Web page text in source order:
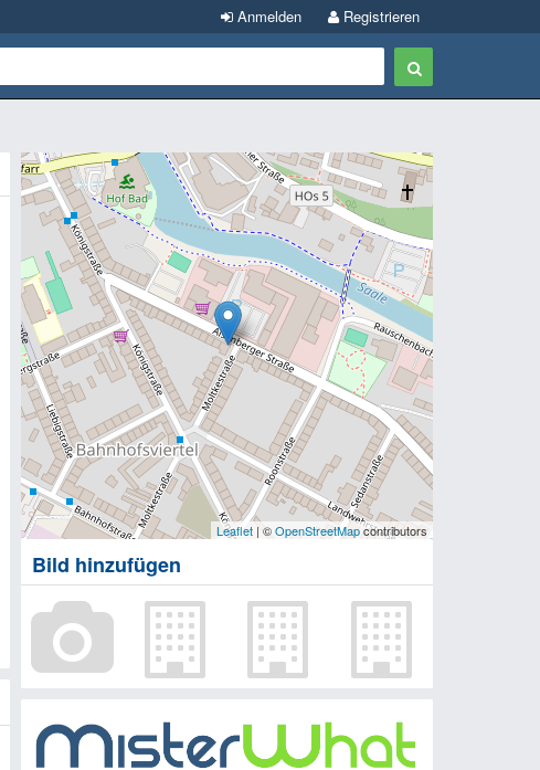
Registrieren
Anmelden
Leaflet| ©OpenStreetMapcontributors
Bild hinzufügen